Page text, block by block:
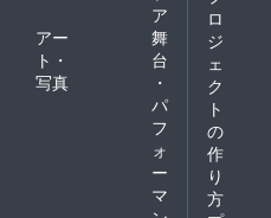
ア
アー
ト・
写真
舞
台
・
パ
フ
ォ
ー
マ
ロ
ジ
ェ
ク
ト
の
作
り
方